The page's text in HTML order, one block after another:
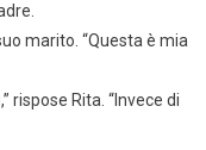
marito. “Questa è mia
rispose Rita. “Invece di